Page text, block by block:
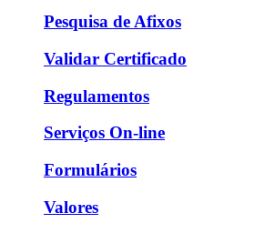
Pesquisa de Afixos
Validar Certificado
Regulamentos
Serviços On-line
Formulários
Valores